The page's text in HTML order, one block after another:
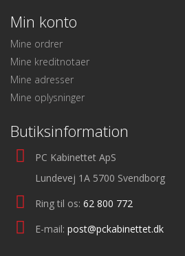
Min konto
Mine ordrer
Mine kreditnotaer
Mine adresser
Mine oplysninger
Butiksinformation
PC Kabinettet ApS
Lundevej 1A 5700 Svendborg
Ring til os: 62 800 772
E-mail: post@pckabinettet.dk